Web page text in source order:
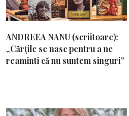
ANDREEA NANU (scriitoare):
„Cărțile se nasc pentru a ne
reaminti că nu suntem singuri”